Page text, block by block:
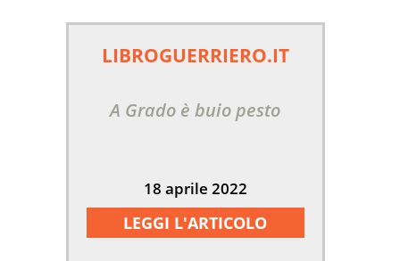
LIBROGUERRIERO.IT
A Grado è buio pesto
18 aprile 2022
LEGGI L'ARTICOLO